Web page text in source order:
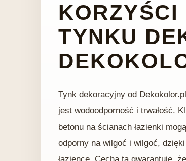
TYNKU
Tynk dekoracyjny od
jest wodoodporność i trwałość.
betonu na ścianach łazienki
odporny na wilgoć i wilgoć,